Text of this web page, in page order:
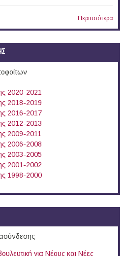
Περισσότερα
2020-2021
2018-2019
2016-2017
2012-2013
2009-2011
2006-2008
2003-2005
2001-2002
1998-2000
για Νέους και Νέες